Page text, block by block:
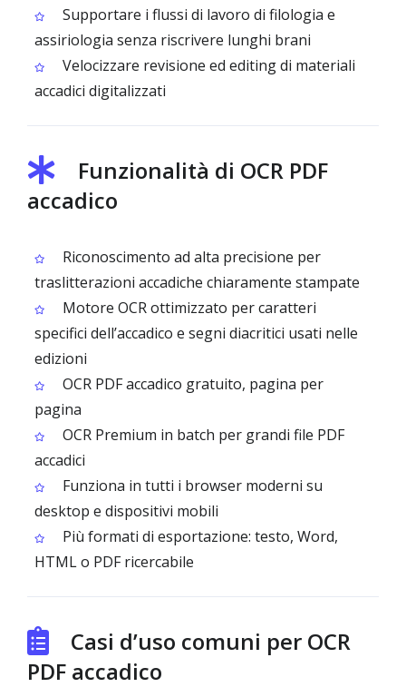
Supportare i flussi di lavoro di filologia e
assiriologia senza riscrivere lunghi brani
Velocizzare revisione ed editing di materiali
accadici digitalizzati
Funzionalità di OCR PDF
accadico
Riconoscimento ad alta precisione per
traslitterazioni accadiche chiaramente stampate
Motore OCR ottimizzato per caratteri
specifici dell’accadico e segni diacritici usati nelle
edizioni
OCR PDF accadico gratuito, pagina per
pagina
OCR Premium in batch per grandi file PDF
accadici
Funziona in tutti i browser moderni su
desktop e dispositivi mobili
Più formati di esportazione: testo, Word,
HTML o PDF ricercabile
Casi d’uso comuni per OCR
PDF accadico